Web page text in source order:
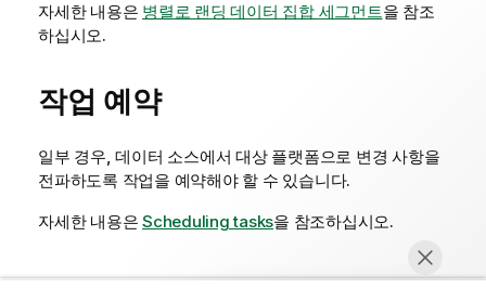
자세한 내용은 병렬로 랜딩 데이터 집합 세그먼트을 참조
하십시오.
작업 예약
일부 경우, 데이터 소스에서 대상 플랫폼으로 변경 사항을
전파하도록 작업을 예약해야 할 수 있습니다.
자세한 내용은 Scheduling tasks을 참조하십시오.